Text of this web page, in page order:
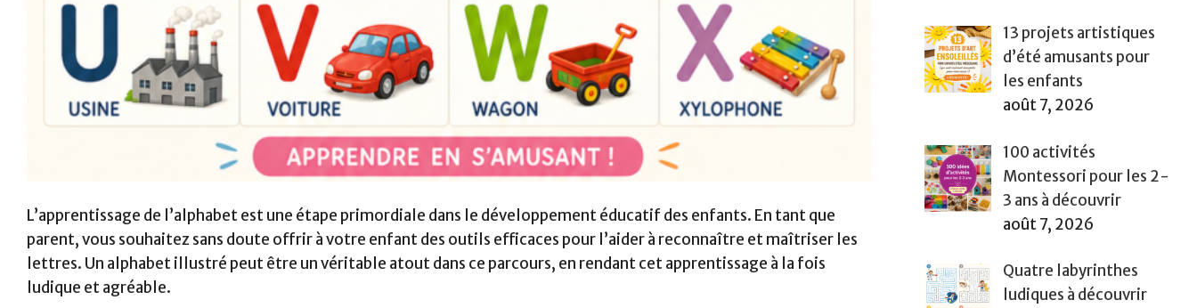
L’apprentissage de l’alphabet est une étape primordiale dans le développement éducatif des enfants. En tant que
parent, vous souhaitez sans doute offrir à votre enfant des outils efficaces pour l’aider à reconnaître et maîtriser les
lettres. Un alphabet illustré peut être un véritable atout dans ce parcours, en rendant cet apprentissage à la fois
ludique et agréable.
13 projets artistiques
d’été amusants pour
les enfants
août 7, 2026
100 activités
Montessori pour les 2-
3 ans à découvrir
août 7, 2026
Quatre labyrinthes
ludiques à découvrir